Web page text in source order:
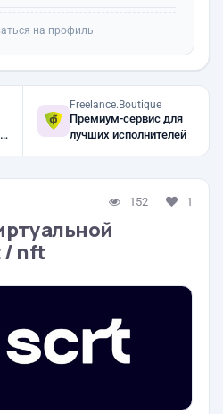
на профиль
Freelance.Boutique
Премиум-сервис для
лучших исполнителей
152 1
/ nft